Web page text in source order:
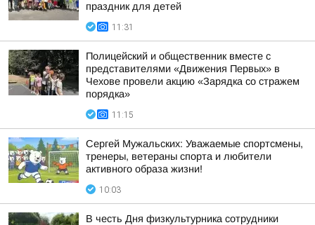
праздник для детей
11:31
Полицейский и общественник вместе с
представителями «Движения Первых» в
Чехове провели акцию «Зарядка со стражем
порядка»
11:15
Сергей Мужальских: Уважаемые спортсмены,
тренеры, ветераны спорта и любители
активного образа жизни!
10:03
В честь Дня физкультурника сотрудники